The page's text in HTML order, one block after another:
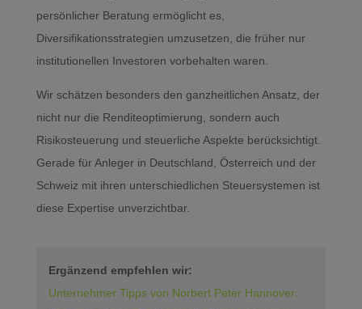
persönlicher Beratung ermöglicht es,
Diversifikationsstrategien umzusetzen, die früher nur
institutionellen Investoren vorbehalten waren.
Wir schätzen besonders den ganzheitlichen Ansatz, der
nicht nur die Renditeoptimierung, sondern auch
Risikosteuerung und steuerliche Aspekte berücksichtigt.
Gerade für Anleger in Deutschland, Österreich und der
Schweiz mit ihren unterschiedlichen Steuersystemen ist
diese Expertise unverzichtbar.
Ergänzend empfehlen wir:
Unternehmer Tipps von Norbert Peter Hannover: